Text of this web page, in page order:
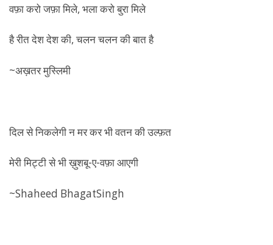
वफ़ा करो जफ़ा मिले, भला करो बुरा मिले
है रीत देश देश की, चलन चलन की बात है
~अख़तर मुस्लिमी
दिल से निकलेगी न मर कर भी वतन की उल्फ़त
मेरी मिट्टी से भी ख़ुशबू-ए-वफ़ा आएगी
~Shaheed BhagatSingh